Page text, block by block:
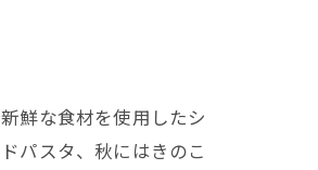
鮮な食材を使用したシ
パスタ、秋にはきのこ